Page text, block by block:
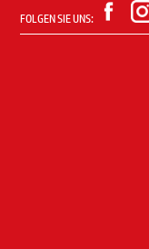
FOLGEN SIE UNS: